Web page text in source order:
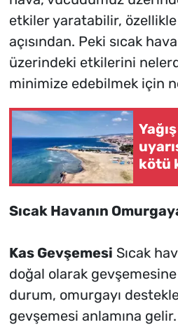
etkiler yaratabilir, özellikle
açısından. Peki sıcak
üzerindeki etkilerini
minimize edebilmek için
kötü
Sıcak Havanın
Kas Gevşemesi Sıcak
doğal olarak
durum, omurgayı
gevşemesi anlamına